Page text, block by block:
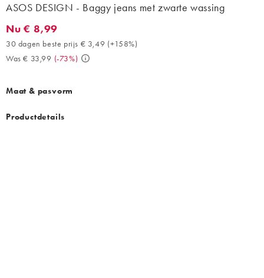
ASOS DESIGN - Baggy jeans met zwarte wassing
Nu € 8,99. 30 dagen beste prijs € 3,49 (+158%). Was € 33,99.
Nu € 8,99
30 dagen beste prijs € 3,49 (+158%)
Was € 33,99 (-73%)
Maat & pasvorm
Productdetails